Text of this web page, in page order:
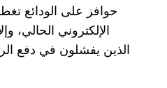
حوافز على الودائع
الإلكتروني الحالي،
الذين يفشلون في دفع